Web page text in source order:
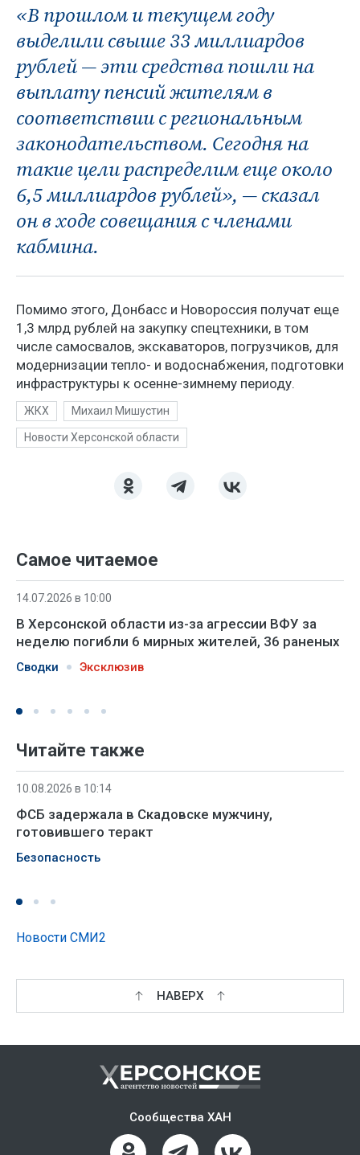
«В прошлом и текущем году
выделили свыше 33 миллиардов
рублей — эти средства пошли на
выплату пенсий жителям в
соответствии с региональным
законодательством. Сегодня на
такие цели распределим еще около
6,5 миллиардов рублей», — сказал
он в ходе совещания с членами
кабмина.
Помимо этого, Донбасс и Новороссия получат еще
1,3 млрд рублей на закупку спецтехники, в том
числе самосвалов, экскаваторов, погрузчиков, для
модернизации тепло- и водоснабжения, подготовки
инфраструктуры к осенне-зимнему периоду.
ЖКХ Михаил Мишустин
Новости Херсонской области
Самое читаемое
14.07.2026 в 10:00
В Херсонской области из-за агрессии ВФУ за
неделю погибли 6 мирных жителей, 36 раненых
Сводки Эксклюзив
Читайте также
10.08.2026 в 10:14
ФСБ задержала в Скадовске мужчину,
готовившего теракт
Безопасность
Новости СМИ2
НАВЕРХ
Сообщества ХАН